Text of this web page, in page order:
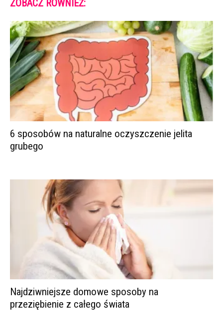
ZOBACZ RÓWNIEŻ:
6 sposobów na naturalne oczyszczenie jelita
grubego
Najdziwniejsze domowe sposoby na
przeziębienie z całego świata